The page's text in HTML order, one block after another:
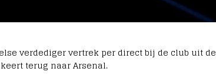
verdediger vertrek per direct bij de club uit de
terug naar Arsenal.